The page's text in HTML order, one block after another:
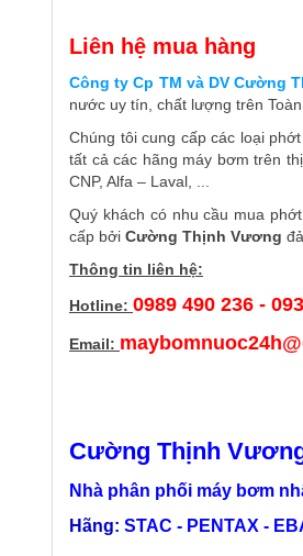
Liên hệ mua hàng
Công ty Cp TM và DV Cường
nước uy tín, chất lượng trên Toàn
Chúng tôi cung cấp các loại
tất cả các hãng máy bơm trên
CNP, Alfa – Laval, ...
Quý khách có nhu cầu mua
cấp bởi Cường Thịnh Vương
Thông tin liên hệ:
Hotline: 0989 490 236 -
Email:
Cường Thịnh
Nhà phân phối máy bơm
Hãng: STAC - PENTAX -